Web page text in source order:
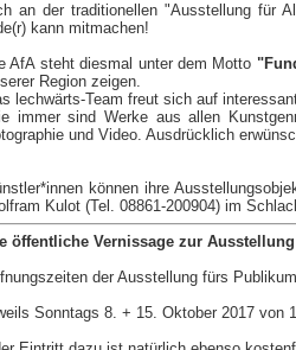
an der traditionellen "Ausstellung für
kann mitmachen!
AfA steht diesmal unter dem Motto
Region zeigen.
lechwärts-Team freut sich auf
immer sind Werke aus allen
und Video. Ausdrücklich
können ihre
Kulot (Tel. 08861-200904) im
öffentliche Vernissage zur
der Ausstellung fürs
Sonntags 8. + 15. Oktober 2017 von